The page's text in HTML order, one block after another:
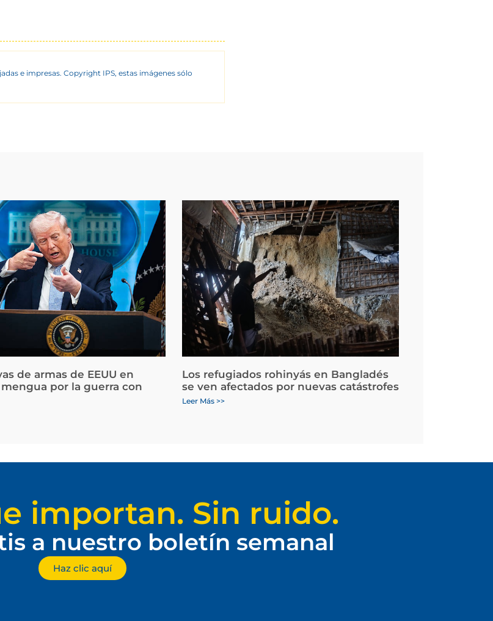
e impresas. Copyright IPS, estas imágenes sólo
de armas de EEUU en
por la guerra con
Los refugiados rohinyás en Bangladés
se ven afectados por nuevas catástrofes
Leer Más >>
importan. Sin ruido.
a nuestro boletín semanal
Haz clic aquí